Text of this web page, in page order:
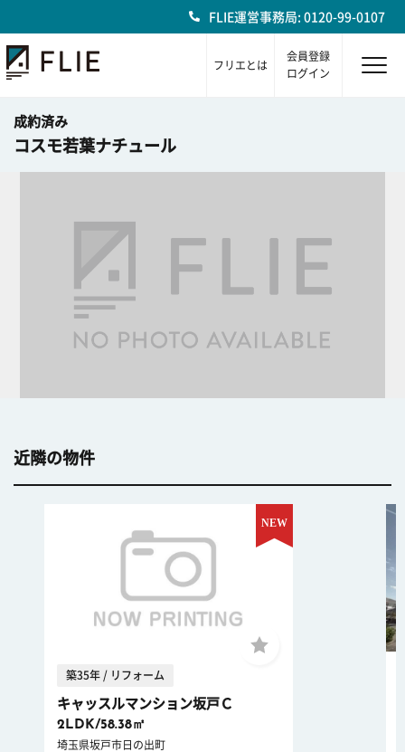
FLIE運営事務局: 0120-99-0107
フリエとは
会員登録
ログイン
成約済み
コスモ若葉ナチュール
近隣の物件
築35年 / リフォーム
キャッスルマンション坂戸Ｃ
2LDK/58.38㎡
埼玉県坂戸市日の出町